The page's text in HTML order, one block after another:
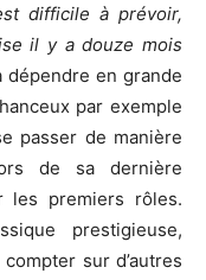
difficile à prévoir,
il y a douze mois
dépendre en grande
par exemple
passer de manière
de sa dernière
les premiers rôles.
prestigieuse,
sur d’autres